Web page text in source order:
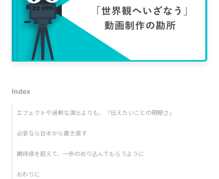
Index
エフェクトや過剰な演出よりも、「伝えたいことの明瞭さ」
必要なら台本から書き直す
期待値を超えて、一歩のめり込んでもらうように
おわりに